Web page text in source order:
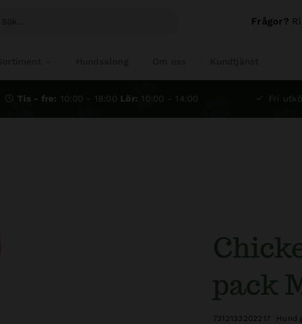
Frågor?
Tis - fre: 10:00 - 18:00 Lör: 10:00 - 14:00 Fri
pack
7312133202217 Hund